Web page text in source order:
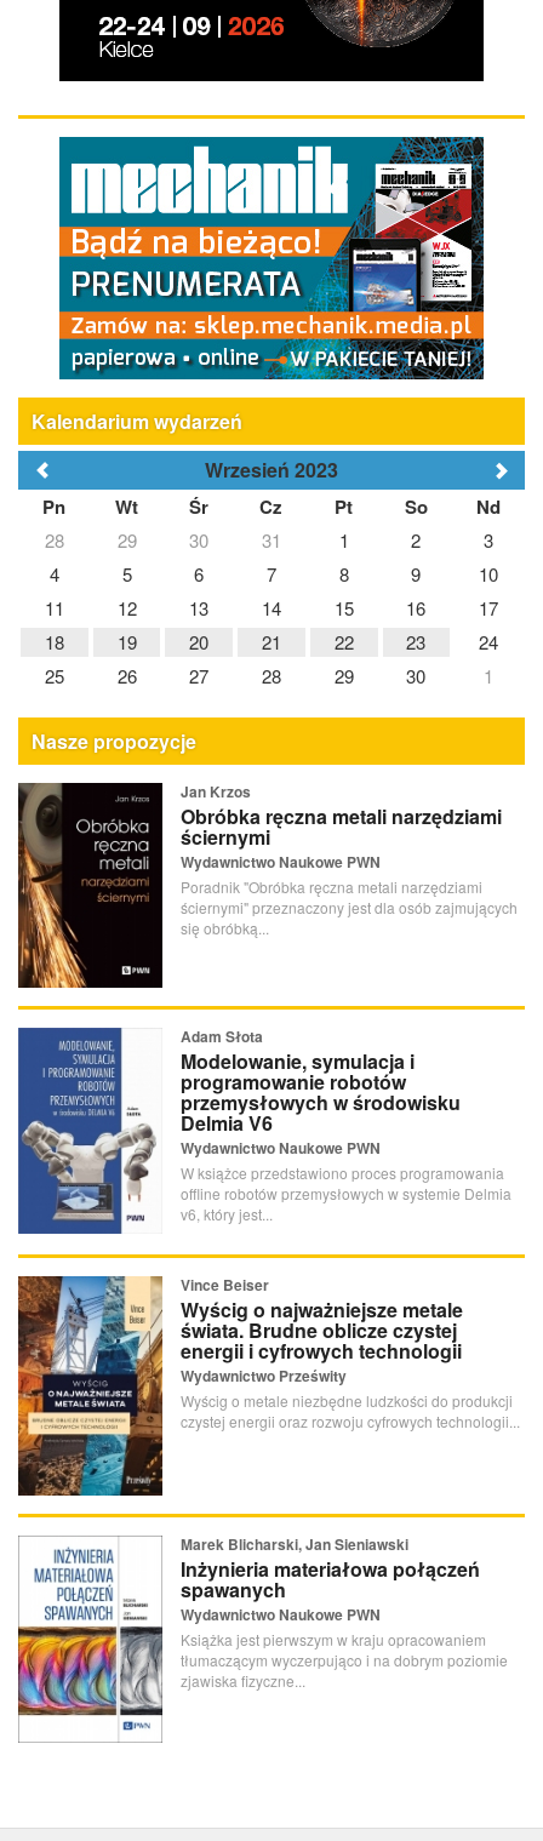
Kalendarium wydarzeń
Wrzesień 2023
Pn Wt Śr Cz Pt So Nd
28 29 30 31 1 2
3
4
5 6 7 8 9
10
11
12 13 14 15 16
17
18
19 20 21 22 23
24
25
26 27 28 29 30 1
Nasze propozycje
Jan Krzos
Obróbka ręczna metali narzędziami
ściernymi
Wydawnictwo Naukowe PWN
Poradnik "Obróbka ręczna metali narzędziami
ściernymi" przeznaczony jest dla osób zajmujących
się obróbką...
Adam Słota
Modelowanie, symulacja i
programowanie robotów
przemysłowych w środowisku
Delmia V6
Wydawnictwo Naukowe PWN
W książce przedstawiono proces programowania
offline robotów przemysłowych w systemie Delmia
v6, który jest...
Vince Beiser
Wyścig o najważniejsze metale
świata. Brudne oblicze czystej
energii i cyfrowych technologii
Wydawnictwo Prześwity
Wyścig o metale niezbędne ludzkości do produkcji
czystej energii oraz rozwoju cyfrowych technologii...
Marek Blicharski, Jan Sieniawski
Inżynieria materiałowa połączeń
spawanych
Wydawnictwo Naukowe PWN
Książka jest pierwszym w kraju opracowaniem
tłumaczącym wyczerpująco i na dobrym poziomie
zjawiska fizyczne...